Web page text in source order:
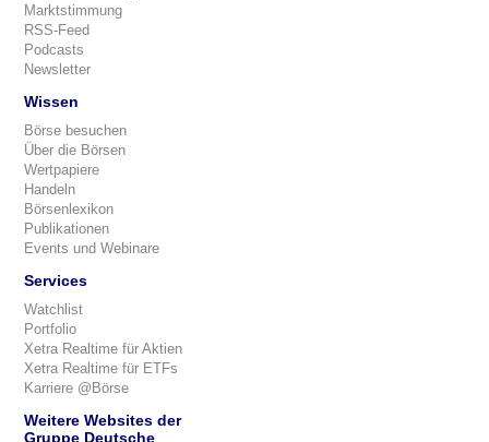
Marktstimmung
RSS-Feed
Podcasts
Newsletter
Wissen
Börse besuchen
Über die Börsen
Wertpapiere
Handeln
Börsenlexikon
Publikationen
Events und Webinare
Services
Watchlist
Portfolio
Xetra Realtime für Aktien
Xetra Realtime für ETFs
Karriere @Börse
Weitere Websites der
Gruppe Deutsche